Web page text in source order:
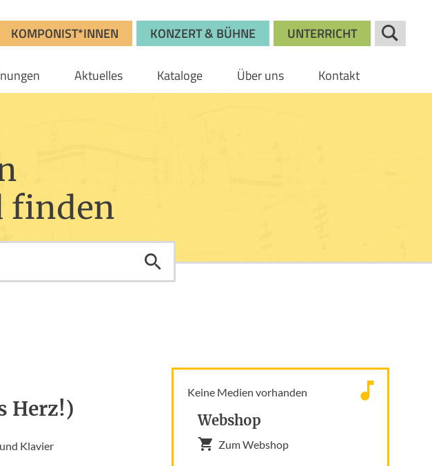
KOMPONIST*INNEN KONZERT & BÜHNE UNTERRICHT
Aktuelles Kataloge Über uns Kontakt
finden
Herz!)
Klavier
Keine Medien vorhanden
Webshop
Zum Webshop